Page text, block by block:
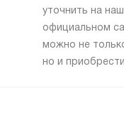
уточнить на
официальном
можно не
но и